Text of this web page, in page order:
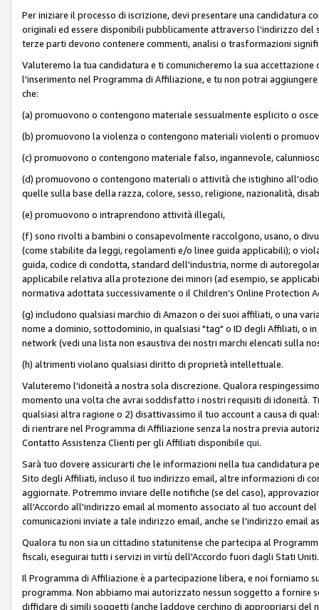
Per iniziare il processo di iscrizione, devi presentare una candidatura
originali ed essere disponibili pubblicamente attraverso l'indirizzo
terze parti devono contenere commenti, analisi o trasformazioni
Valuteremo la tua candidatura e ti comunicheremo la sua
l'inserimento nel Programma di Affiliazione, e tu non potrai
che:
(a) promuovono o contengono materiale sessualmente esplicito o
(b) promuovono la violenza o contengono materiali violenti o
(c) promuovono o contengono materiale falso, ingannevole,
(d) promuovono o contengono materiali o attività che istighino
quelle sulla base della razza, colore, sesso, religione, nazionalità,
(e) promuovono o intraprendono attività illegali,
(f) sono rivolti a bambini o consapevolmente raccolgono, usano, o
(come stabilite da leggi, regolamenti e/o linee guida applicabili); o
guida, codice di condotta, standard dell'industria, norme di
applicabile relativa alla protezione dei minori (ad esempio, se
normativa adottata successivamente o il Children’s Online Protection
(g) includono qualsiasi marchio di Amazon o dei suoi affiliati, o una
nome a dominio, sottodominio, in qualsiasi "tag" o ID degli Affiliati, o
network (vedi una lista non esaustiva dei nostri marchi elencati sulla
(h) altrimenti violano qualsiasi diritto di proprietà intellettuale.
Valuteremo l'idoneità a nostra sola discrezione. Qualora
momento una volta che avrai soddisfatto i nostri requisiti di idoneità.
qualsiasi altra ragione o 2) disattivassimo il tuo account a causa di
di rientrare nel Programma di Affiliazione senza la nostra previa
Contatto Assistenza Clienti per gli Affiliati disponibile qui.
Sarà tuo dovere assicurarti che le informazioni nella tua candidatura
Sito degli Affiliati, incluso il tuo indirizzo email, altre informazioni di
aggiornate. Potremmo inviare delle notifiche (se del caso),
all'Accordo all'indirizzo email al momento associato al tuo account
comunicazioni inviate a tale indirizzo email, anche se l'indirizzo email
Qualora tu non sia un cittadino statunitense che partecipa al
fiscali, eseguirai tutti i servizi in virtù dell'Accordo fuori dagli Stati
Il Programma di Affiliazione è a partecipazione libera, e noi forniamo
programma. Non abbiamo mai autorizzato nessun soggetto a fornire
diffidare di simili soggetti (anche laddove cerchino di appropriarsi